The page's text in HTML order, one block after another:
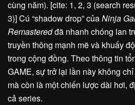
cùng năm). [cite: 1, 2, 3 (search
3)] Cú “shadow drop” củaNinja
Remasteredđã nhanh chóng lan
truyền thông mạnh mẽ và khuấy
trong cộng đồng. Theo thông tin
GAME, sự trở lại lần này không
mà còn là một chiến lược dài hơi,
cả series.